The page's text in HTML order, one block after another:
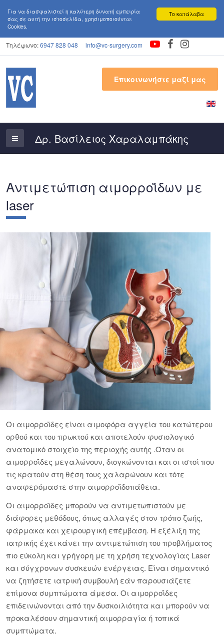
Το κατάλαβα
Για να διασφαλιστεί η καλύτερη δυνατή εμπειρία
σας σε αυτή την ιστoσελίδα, χρησιμοποιούνται
Cookies.
Τηλέφωνο:6947 828 048 info@vc-surgery.com
Επικοινωνήστε μαζί μας
Αντιμετώπιση αιμορροΐδων με
laser
Οι αιμορροΐδες είναι αιμοφόρα αγγεία του κατώτερου
ορθού και του πρωκτού και αποτελούν φυσιολογικό
ανατομικό στοιχείο της περιοχής αυτής .Όταν οι
αιμορροΐδες μεγαλώνουν, διογκώνονται και οι ιστοί που
τις κρατούν στη θέση τους χαλαρώνουν και τότε
αναφερόμαστε στην αιμορροΐδοπάθεια.
Οι αιμορροΐδες μπορούν να αντιμετωπιστούν με
διάφορες μεθόδους, όπως αλλαγές στον τρόπο ζωής,
φάρμακα και χειρουργική επέμβαση. Η εξέλιξη της
ιατρικής έχει κάνει την αντιμετώπιση του προβλήματος
πιο εύκολη και γρήγορη με τη χρήση τεχνολογίας Laser
και σύγχρονων συσκευών ενέργειας. Είναι σημαντικό
να ζητήσετε ιατρική συμβουλή εάν παρουσιάζετε
επίμονα συμπτώματα άμεσα. Οι αιμορροΐδες
επιδεινώνονται από την δυσκοιλιότητα και μπορούν να
προκαλέσουν σημαντική αιμορραγία ή τοπικά
συμπτώματα.